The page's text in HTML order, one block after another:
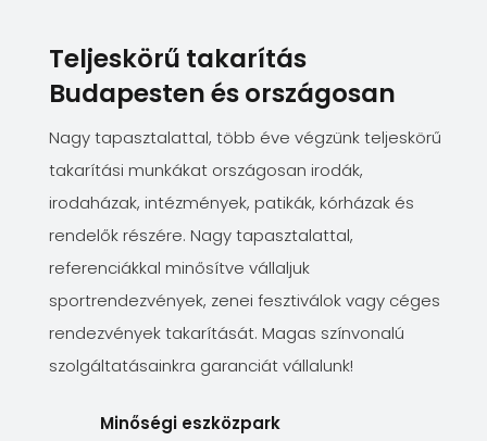
Teljeskörű takarítás
Budapesten és országosan
Nagy tapasztalattal, több éve végzünk teljeskörű
takarítási munkákat országosan irodák,
irodaházak, intézmények, patikák, kórházak és
rendelők részére. Nagy tapasztalattal,
referenciákkal minősítve vállaljuk
sportrendezvények, zenei fesztiválok vagy céges
rendezvények takarítását. Magas színvonalú
szolgáltatásainkra garanciát vállalunk!
Minőségi eszközpark